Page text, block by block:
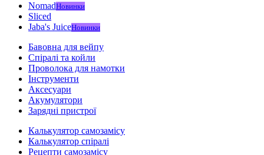
NomadНовинки
Sliced
Jaba's JuiceНовинки
Бавовна для вейпу
Спіралі та койли
Проволока для намотки
Інструменти
Аксесуари
Акумулятори
Зарядні пристрої
Калькулятор самозамісу
Калькулятор спіралі
Рецепти самозамісу